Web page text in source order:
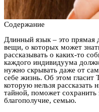
Содержание
Длинный язык – это прямая
вещи, о которых может
рассказывать о каких-то
каждого индивидуума
нужно скрывать даже от
себе жизнь. Об этом гласит
которую нельзя
тайной, поможет сохранить
благополучие, семью.